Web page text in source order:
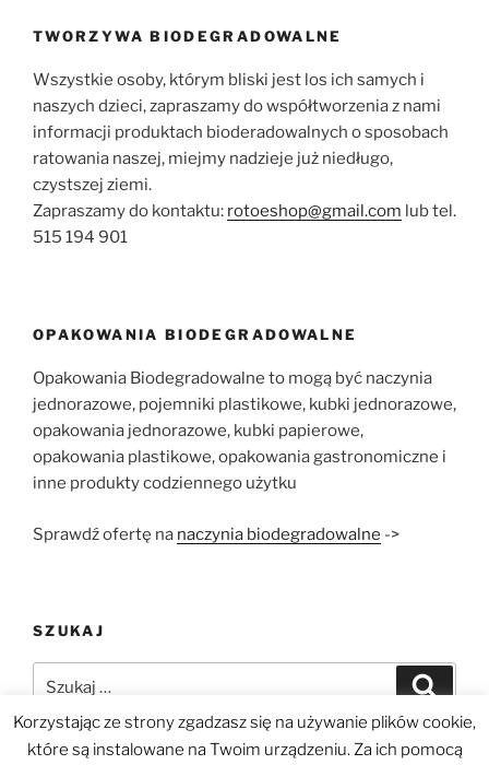
TWORZYWA BIODEGRADOWALNE
Wszystkie osoby, którym bliski jest los ich samych i
naszych dzieci, zapraszamy do współtworzenia z nami
informacji produktach bioderadowalnych o sposobach
ratowania naszej, miejmy nadzieje już niedługo,
czystszej ziemi.
Zapraszamy do kontaktu: rotoeshop@gmail.com lub tel.
515 194 901
OPAKOWANIA BIODEGRADOWALNE
Opakowania Biodegradowalne to mogą być naczynia
jednorazowe, pojemniki plastikowe, kubki jednorazowe,
opakowania jednorazowe, kubki papierowe,
opakowania plastikowe, opakowania gastronomiczne i
inne produkty codziennego użytku
Sprawdź ofertę na naczynia biodegradowalne ->
SZUKAJ
Korzystając ze strony zgadzasz się na używanie plików cookie,
które są instalowane na Twoim urządzeniu. Za ich pomocą